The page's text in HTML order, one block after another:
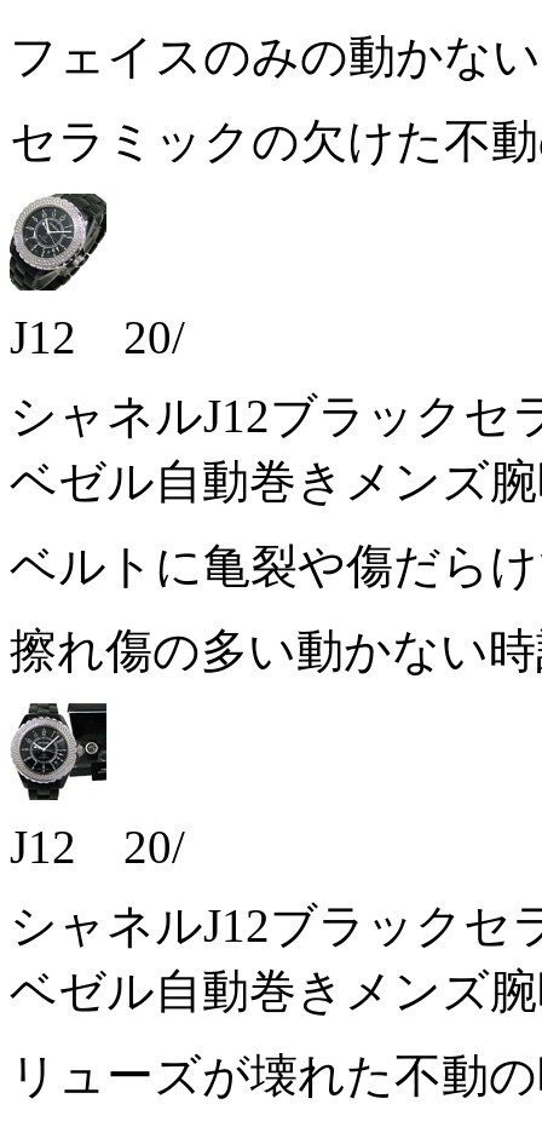
フェイスのみの動かな
セラミックの欠けた不
J12 20/
シャネルJ12ブラックセ
ベゼル自動巻きメンズ
ベルトに亀裂や傷だら
擦れ傷の多い動かない
J12 20/
シャネルJ12ブラックセ
ベゼル自動巻きメンズ
リューズが壊れた不動